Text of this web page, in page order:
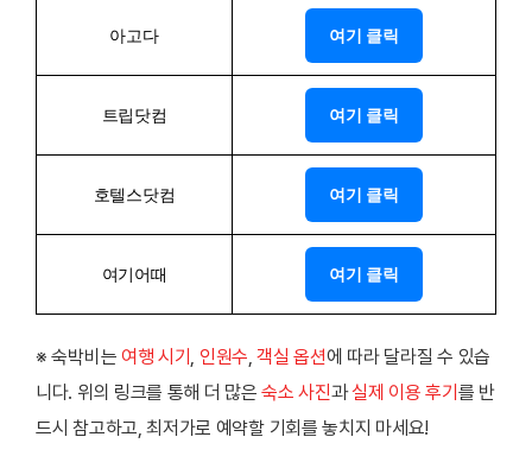
아고다 여기 클릭
트립닷컴 여기 클릭
호텔스닷컴 여기 클릭
여기어때 여기 클릭
※ 숙박비는 여행 시기 , 인원수, 객실 옵션에 따라 달라질 수 있습
니다. 위의 링크를 통해 더 많은 숙소 사진과실제 이용 후기 를 반
드시 참고하고, 최저가로 예약할 기회를 놓치지 마세요!